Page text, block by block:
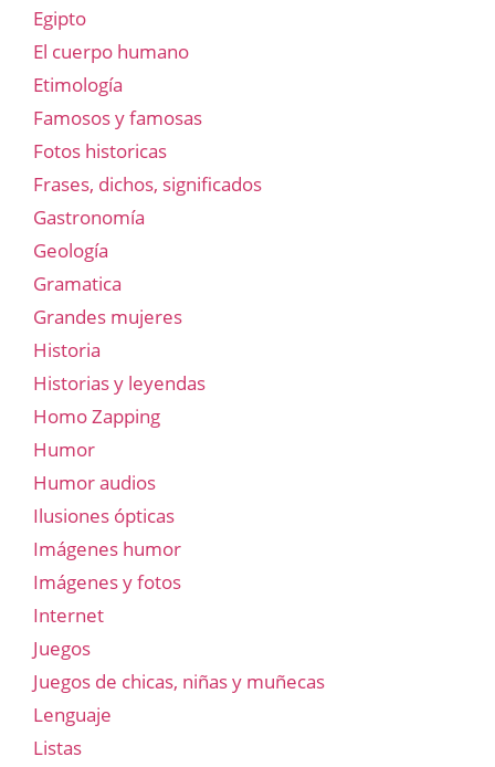
Egipto
El cuerpo humano
Etimología
Famosos y famosas
Fotos historicas
Frases, dichos, significados
Gastronomía
Geología
Gramatica
Grandes mujeres
Historia
Historias y leyendas
Homo Zapping
Humor
Humor audios
Ilusiones ópticas
Imágenes humor
Imágenes y fotos
Internet
Juegos
Juegos de chicas, niñas y muñecas
Lenguaje
Listas